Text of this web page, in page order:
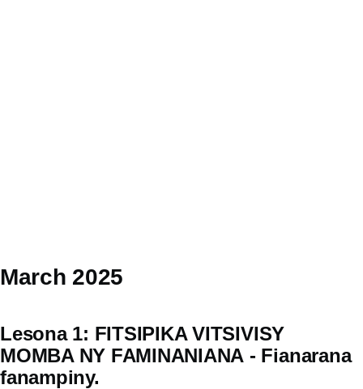
March 2025
Lesona 1: FITSIPIKA VITSIVISY
MOMBA NY FAMINANIΑΝΑ - Fianarana
fanampiny.